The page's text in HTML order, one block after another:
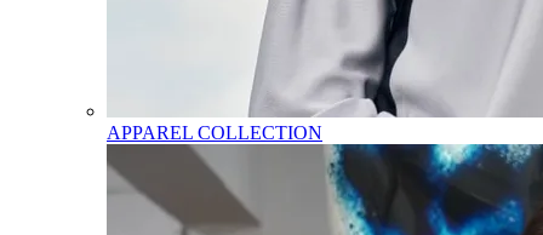
APPAREL COLLECTION